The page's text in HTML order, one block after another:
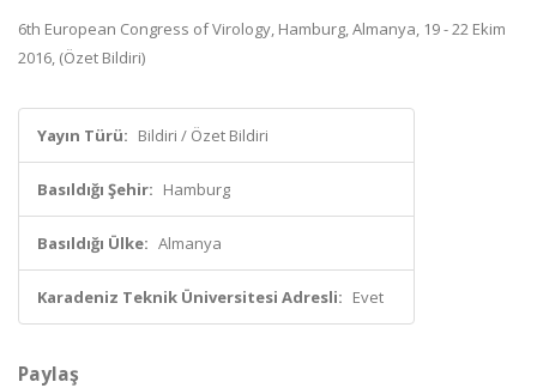
6th European Congress of Virology, Hamburg, Almanya, 19 - 22 Ekim
2016, (Özet Bildiri)
Yayın Türü: Bildiri / Özet Bildiri
Basıldığı Şehir: Hamburg
Basıldığı Ülke: Almanya
Karadeniz Teknik Üniversitesi Adresli: Evet
Paylaş